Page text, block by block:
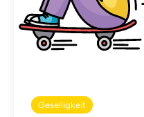
Geselligkeit